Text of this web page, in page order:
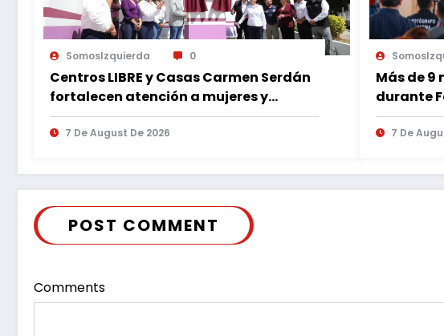
SomosIzquierda 0
Centros LIBRE y Casas Carmen Serdán
fortalecen atención a mujeres y
reducen feminicidio en Puebla
7 De August De 2026
Más de
durante
7 De
POST COMMENT
Comments